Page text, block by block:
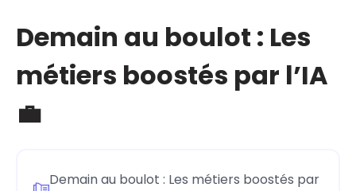
Demain au boulot : Les
métiers boostés par l’IA
💼
Demain au boulot : Les métiers boostés par